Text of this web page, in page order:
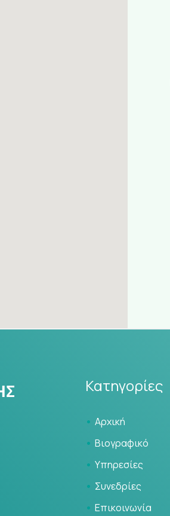
Κατηγορίες
Αρχική
Βιογραφικό
Υπηρεσίες
Συνεδρίες
Επικοινωνία